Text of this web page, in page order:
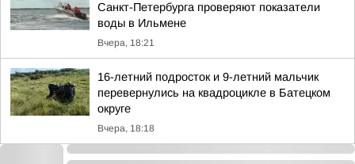
Санкт-Петербурга проверяют показатели
воды в Ильмене
Вчера, 18:21
16-летний подросток и 9-летний мальчик
перевернулись на квадроцикле в Батецком
округе
Вчера, 18:18